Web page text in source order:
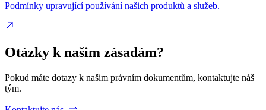
Podmínky upravující používání našich produktů a služeb.
Otázky k našim zásadám?
Pokud máte dotazy k našim právním dokumentům, kontaktujte náš
tým.